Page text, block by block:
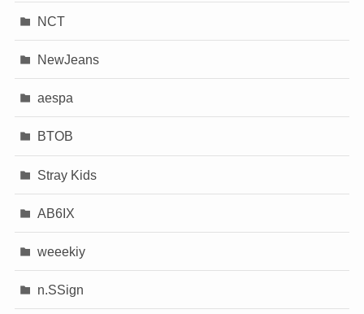
NCT
NewJeans
aespa
BTOB
Stray Kids
AB6IX
weeekiy
n.SSign